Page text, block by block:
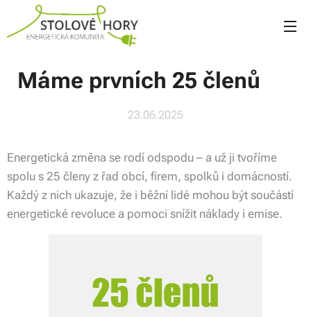
Máme prvních 25 členů 🎉
23.06.2025
Energetická změna se rodí odspodu – a už ji tvoříme
spolu s 25 členy z řad obcí, firem, spolků i domácností.
Každý z nich ukazuje, že i běžní lidé mohou být součástí
energetické revoluce a pomoci snížit náklady i emise.